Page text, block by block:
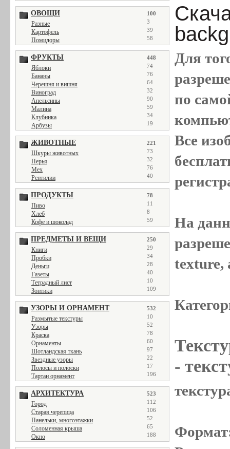
ОВОЩИ 100
Разные 3
Картофель 39
Помидоры 58
ФРУКТЫ 448
Яблоки 74
Бананы 76
Черешня и вишня 64
Виноград 32
Апельсины 90
Малина 59
Клубника 34
Арбузы 19
ЖИВОТНЫЕ 221
Шкуры животных 73
Перья 32
Мех 76
Рептилии 40
ПРОДУКТЫ 78
Пиво 11
Хлеб 8
Кофе и шоколад 59
ПРЕДМЕТЫ И ВЕЩИ 250
Книги 29
Пробки 34
Деньги 28
Газеты 40
Тетрадный лист 10
Зонтики 109
УЗОРЫ И ОРНАМЕНТ 532
Размытые текстуры 10
Узоры 52
Краска 78
Орнаменты 60
Шотландская ткань 97
Звездные узоры 22
Полосы и полоски 17
Тартан орнамент 196
АРХИТЕКТУРА 523
Город 112
Старая черепица 106
Панельки, многоэтажки 52
Соломенная крыша 65
Окно 188
Для
по
Все
На
texture,
-